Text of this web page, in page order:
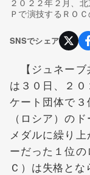
Ｐで演技するＲＯ
SNSでシェア
【ジュネーブ
は３０日、２
ケート団体で
（ロシア）の
メダルに繰り
ーだった１位
Ｃ）は失格とな